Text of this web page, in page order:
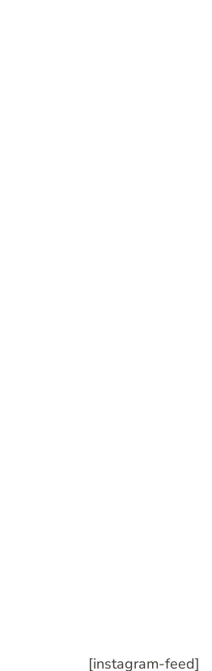
[instagram-feed]